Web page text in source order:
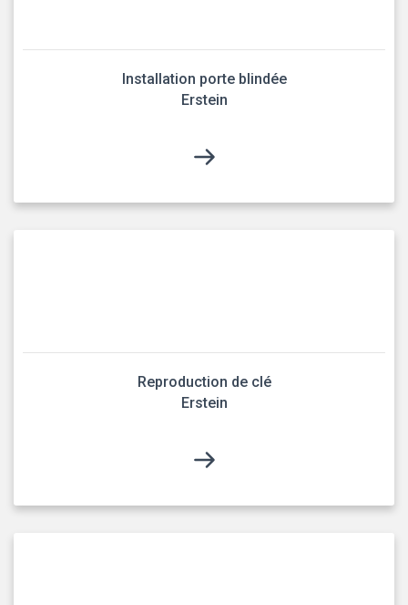
Installation porte blindée
Erstein
Reproduction de clé
Erstein